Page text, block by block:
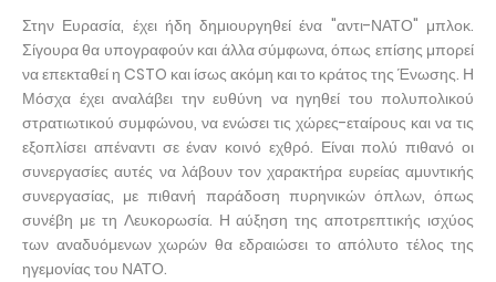
Στην Ευρασία, έχει ήδη δημιουργηθεί ένα "αντι-ΝΑΤΟ" μπλοκ.
Σίγουρα θα υπογραφούν και άλλα σύμφωνα, όπως επίσης μπορεί
να επεκταθεί η CSTO και ίσως ακόμη και το κράτος της Ένωσης. Η
Μόσχα έχει αναλάβει την ευθύνη να ηγηθεί του πολυπολικού
στρατιωτικού συμφώνου, να ενώσει τις χώρες-εταίρους και να τις
εξοπλίσει απέναντι σε έναν κοινό εχθρό. Είναι πολύ πιθανό οι
συνεργασίες αυτές να λάβουν τον χαρακτήρα ευρείας αμυντικής
συνεργασίας, με πιθανή παράδοση πυρηνικών όπλων, όπως
συνέβη με τη Λευκορωσία. Η αύξηση της αποτρεπτικής ισχύος
των αναδυόμενων χωρών θα εδραιώσει το απόλυτο τέλος της
ηγεμονίας του ΝΑΤΟ.